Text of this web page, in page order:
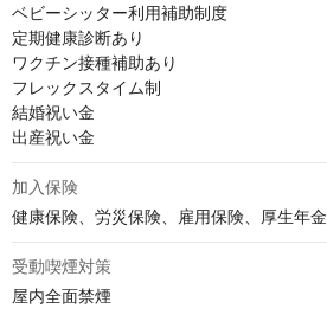
ベビーシッター利用補助制度
定期健康診断あり
ワクチン接種補助あり
フレックスタイム制
結婚祝い金
出産祝い金
加入保険
健康保険、労災保険、雇用保険、厚生年金
受動喫煙対策
屋内全面禁煙